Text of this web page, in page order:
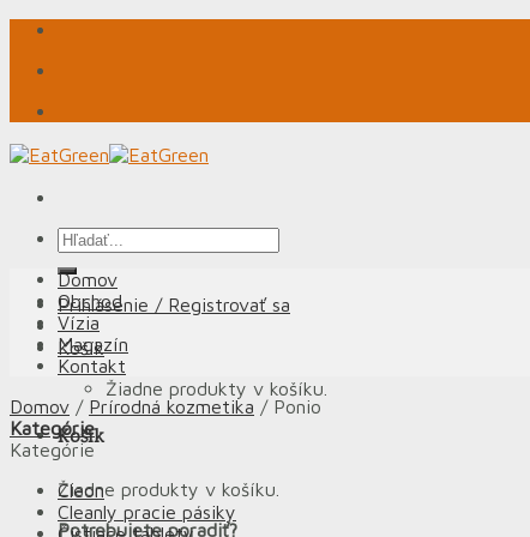
Skip
content
Hľadať:
Prihlásenie / Registrovať sa
Košík
Žiadne produkty v košíku.
Košík
Žiadne produkty v košíku.
Potrebujete poradiť?
Domov
Obchod
Vízia
Magazín
Kontakt
Domov / Prírodná kozmetika /Ponio
Kategórie
Kategórie
Cleon
Cleanly pracie pásiky